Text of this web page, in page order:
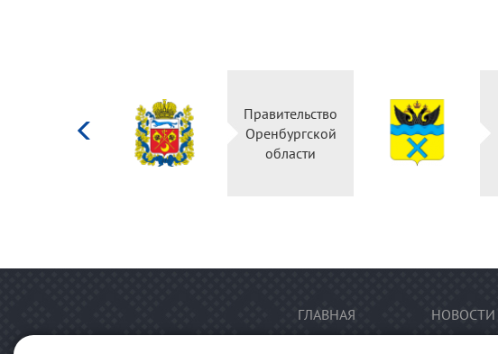
Правительство
Оренбургской
области
ГЛАВНАЯ НОВОСТИ